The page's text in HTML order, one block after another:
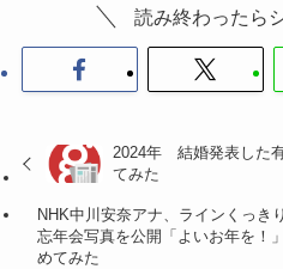
読み終わったら
2024年 結婚発表した
てみた
NHK中川安奈アナ、ラインくっき
忘年会写真を公開「よいお年を！
めてみた